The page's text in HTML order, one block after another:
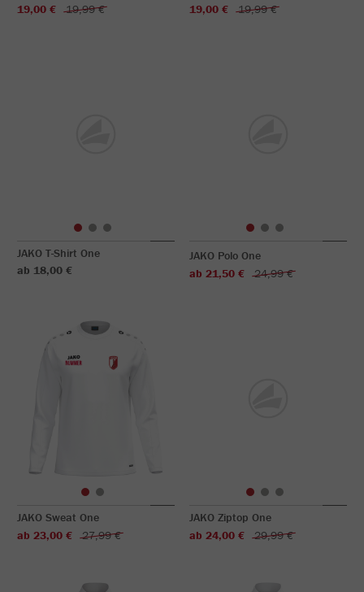
19,00 € 19,99 € 19,00 € 19,99 €
JAKO T-Shirt One
ab 18,00 €
JAKO Polo One
ab 21,50 €
24,99 €
JAKO Sweat One
ab 23,00 €
27,99 €
JAKO Ziptop One
ab 24,00 €
29,99 €